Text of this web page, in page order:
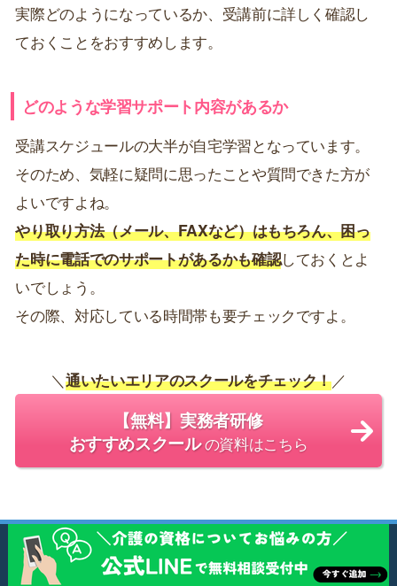
実際どのようになっているか、受講前に詳しく確認し
ておくことをおすすめします。
どのような学習サポート内容があるか
受講スケジュールの大半が自宅学習となっています。
そのため、気軽に疑問に思ったことや質問できた方が
よいですよね。
やり取り方法（メール、FAXなど）はもちろん、困っ
た時に電話でのサポートがあるかも確認しておくとよ
いでしょう。
その際、対応している時間帯も要チェックですよ。
＼通いたいエリアのスクールをチェック！／
【無料】実務者研修
おすすめスクールの資料はこちら
迷ったらここで比較！全国展開している実務者研修の
おすすめ定番スクール